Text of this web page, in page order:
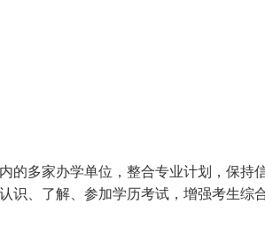
的多家办学单位，整合专业计划，保持
识、了解、参加学历考试，增强考生综